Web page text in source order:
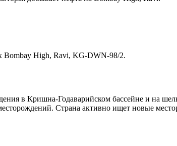
Bombay High, Ravi, KG-DWN-98/2.
в Кришна-Годаварийском бассейне и на
Страна активно ищет новые